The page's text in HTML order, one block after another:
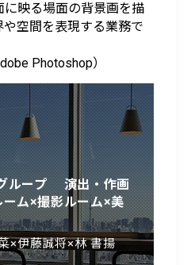
映る場面の背景画を描
空間を表現する業務で
Photoshop）
業部 美術ルーム 室
ループ 演出・作画
ム×撮影ルーム×美
×伊藤誠将×林 書揚